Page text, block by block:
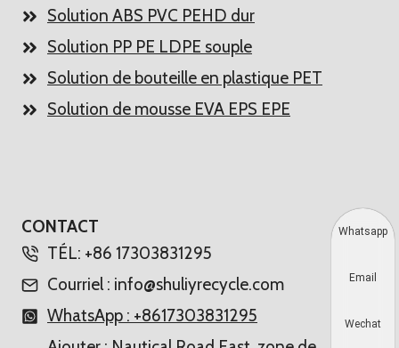
Solution ABS PVC PEHD dur
Solution PP PE LDPE souple
Solution de bouteille en plastique PET
Solution de mousse EVA EPS EPE
CONTACT
TÉL: +86 17303831295
Courriel : info@shuliyrecycle.com
WhatsApp : +8617303831295
Whatsapp
Email
Wechat